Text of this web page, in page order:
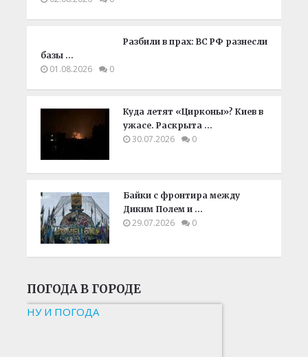
Разбили в прах: ВС РФ разнесли
базы …
01.08.2026 0
Куда летят «Цирконы»? Киев в
ужасе. Раскрыта …
30.07.2026 0
Байки с фронтира между
Диким Полем и …
29.07.2026 0
ПОГОДА В ГОРОДЕ
НУ И ПОГОДА